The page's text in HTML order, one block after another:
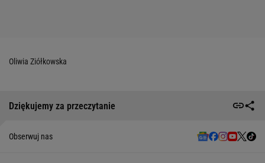
Oliwia Ziółkowska
Dziękujemy za przeczytanie
Obserwuj nas